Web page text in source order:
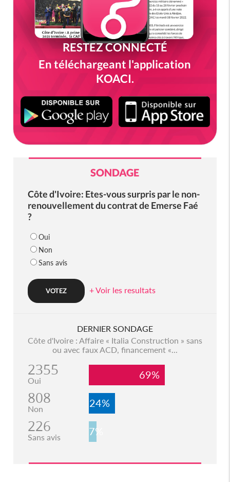
RESTEZ CONNECTÉ
En téléchargeant l'application
KOACI.
SONDAGE
Côte d'Ivoire: Etes-vous surpris par le non-
renouvellement du contrat de Emerse Faé
?
Oui
Non
Sans avis
+ Voir les resultats
DERNIER SONDAGE
Côte d'Ivoire : Affaire « Italia Construction » sans
ou avec faux ACD, financement «...
2355
Oui 69%
808
Non 24%
226
Sans avis 7%